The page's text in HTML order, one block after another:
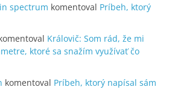
spectrum komentoval Príbeh, ktorý
Královič: Som rád, že mi
ktoré sa snažím využívať čo
komentoval Príbeh, ktorý napísal sám